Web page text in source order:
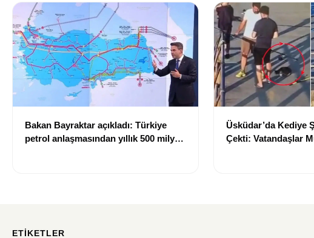
Bakan Bayraktar açıkladı: Türkiye
petrol anlaşmasından yıllık 500 milyon
Üsküdar’da Kediye
Çekti: Vatandaşlar
ETIKETLER